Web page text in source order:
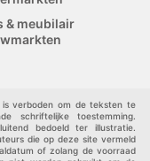
& meubilair
verboden om de teksten te
schriftelijke toestemming.
bedoeld ter illustratie.
die op deze site vermeld
of zolang de voorraad